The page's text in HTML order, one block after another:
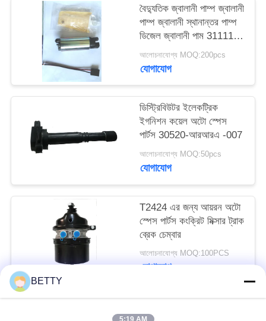
PRIVACY
POLICY
বৈদ্যুতিক জ্বালানী পাম্প জ্বালানী
পাম্প জ্বালানী স্থানান্তর পাম্প
ডিজেল জ্বালানী পাম 31111-
2-2000 হুন্ডাইয়ের জন্য ফিট
আলোচনাযোগ্য MOQ:200pcs
যোগাযোগ
ডিস্ট্রিবিউটর ইলেকট্রিক
ইগনিশন কয়েল অটো স্পেস
পার্টস 30520-আরআরএ -007
আলোচনাযোগ্য MOQ:50pcs
যোগাযোগ
T2424 এর জন্য আয়রন অটো
স্পেস পার্টস কংক্রিট মিক্সার ট্রাক
ব্রেক চেম্বার
আলোচনাযোগ্য MOQ:100PCS
যোগাযোগ
BETTY
5:19 AM